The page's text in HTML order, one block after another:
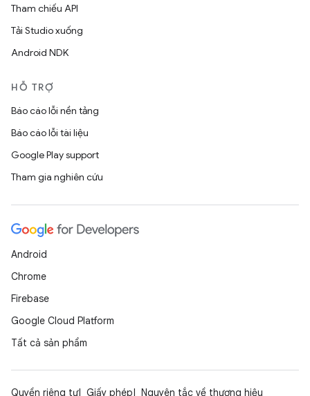
Tham chiếu API
Tải Studio xuống
Android NDK
HỖ TRỢ
Báo cáo lỗi nền tảng
Báo cáo lỗi tài liệu
Google Play support
Tham gia nghiên cứu
Android
Chrome
Firebase
Google Cloud Platform
Tất cả sản phẩm
Quyền riêng tư Giấy phép Nguyên tắc về thương hiệu